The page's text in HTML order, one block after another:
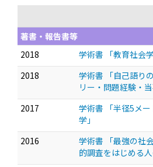
著書・報告書等
2018
学術書 「教育社会学
2018
学術書 「自己語り
リー・問題経験・当
2017
学術書 「半径5メ
学」
2016
学術書 「最強の社
的調査をはじめる人